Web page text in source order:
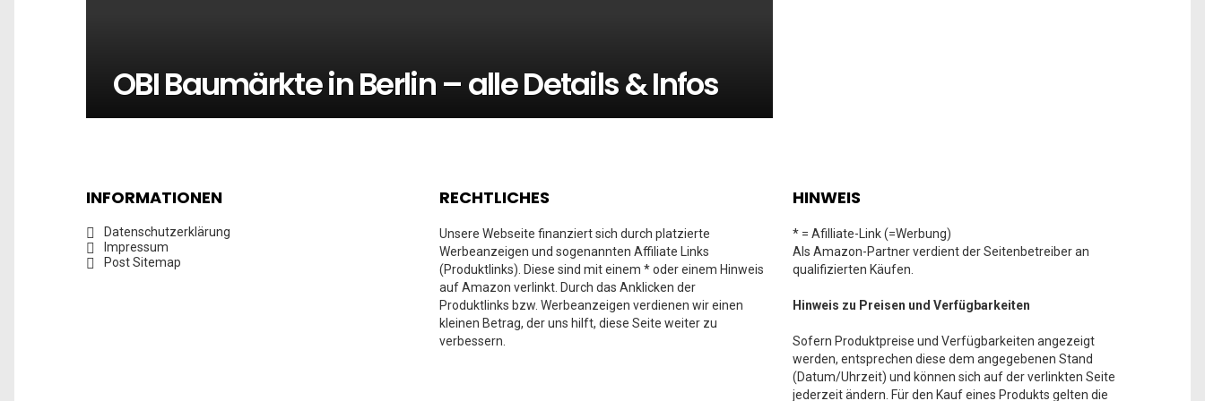
OBI Baumärkte in Berlin – alle Details & Infos
INFORMATIONEN
Datenschutzerklärung
Impressum
Post Sitemap
RECHTLICHES
Unsere Webseite finanziert sich durch platzierte
Werbeanzeigen und sogenannten Affiliate Links
(Produktlinks). Diese sind mit einem * oder einem Hinweis
auf Amazon verlinkt. Durch das Anklicken der
Produktlinks bzw. Werbeanzeigen verdienen wir einen
kleinen Betrag, der uns hilft, diese Seite weiter zu
verbessern.
HINWEIS
* = Afilliate-Link (=Werbung)
Als Amazon-Partner verdient der Seitenbetreiber an
qualifizierten Käufen.
Hinweis zu Preisen und Verfügbarkeiten
Sofern Produktpreise und Verfügbarkeiten angezeigt
werden, entsprechen diese dem angegebenen Stand
(Datum/Uhrzeit) und können sich auf der verlinkten Seite
jederzeit ändern. Für den Kauf eines Produkts gelten die